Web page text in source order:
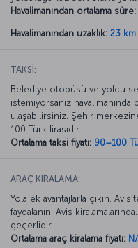
Havalimanından ortalama süre:
Havalimanından uzaklık: 23 km
TAKSİ:
Belediye otobüsü ve yolcu
istemiyorsanız
ulaşabilirsiniz. Şehir
100 Türk lirasıdır.
Ortalama taksi fiyatı: 90–100
ARAÇ KİRALAMA:
Yola ek avantajlarla çıkın.
faydalanın. Avis
geçerlidir.
Ortalama araç kiralama fiyatı: